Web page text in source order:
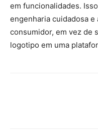
em funcionalidades.
engenharia cuidadosa e
consumidor, em vez de
logotipo em uma